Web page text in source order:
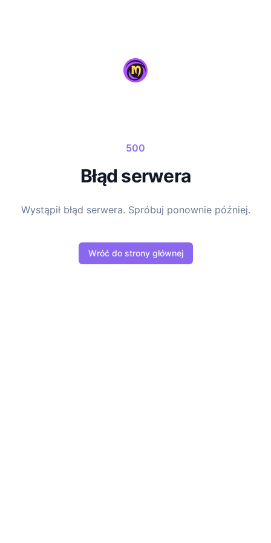
magictm
500
Błąd serwera
Wystąpił błąd serwera. Spróbuj ponownie później.
Wróć do strony głównej